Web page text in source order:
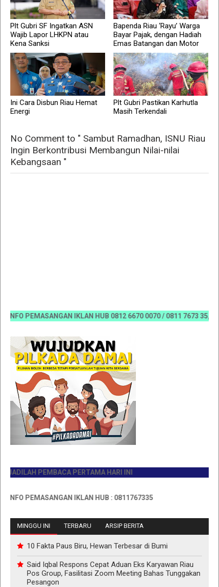
Plt Gubri SF Ingatkan ASN
Wajib Lapor LHKPN atau
Kena Sanksi
Bapenda Riau ‘Rayu’ Warga
Bayar Pajak, dengan Hadiah
Emas Batangan dan Motor
Ini Cara Disbun Riau Hemat
Energi
Plt Gubri Pastikan Karhutla
Masih Terkendali
No Comment to " Sambut Ramadhan, ISNU Riau
Ingin Berkontribusi Membangun Nilai-nilai
Kebangsaan "
PEMASANGAN IKLAN HUB 0812 6670 0070 / 0811 7673 35,
PEMBACA PERTAMA HARI INI
PEMASANGAN IKLAN HUB : 0811767335
MINGGU INI TERBARU ARSIP BERITA
10 Fakta Paus Biru, Hewan Terbesar di Bumi
Said Iqbal Respons Cepat Aduan Eks Karyawan Riau
Pos Group, Fasilitasi Zoom Meeting Bahas Tunggakan
Pesangon